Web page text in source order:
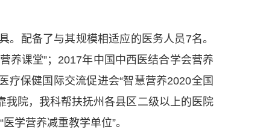
配备了与其规模相适应的医务人员7名。
养课堂”；2017年中国中西医结合学会营养
疗保健国际交流促进会“智慧营养2020全国
我院，我科帮扶抚州各县区二级以上的医院
学营养减重教学单位”。